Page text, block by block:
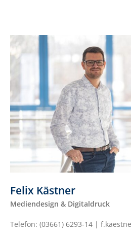
Felix Kästner
Mediendesign & Digitaldruck
Telefon: (03661) 6293-14 |